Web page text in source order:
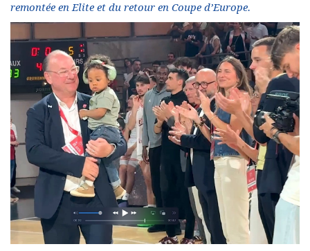
remontée en Elite et du retour en Coupe d’Europe.